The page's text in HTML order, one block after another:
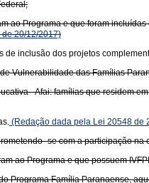
ao Programa e que foram
20/12/2017)
inclusão dos projetos
Vulnerabilidade das Famílias
- Afai: famílias que residem
(Redação dada pela Lei 20548 de
se com a participação
ao Programa e que possuem
Programa Família Paranaense,